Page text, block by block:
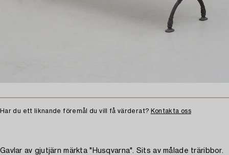
Har du ett liknande föremål du vill få värderat? Kontakta oss
Gavlar av gjutjärn märkta "Husqvarna". Sits av målade träribbor.